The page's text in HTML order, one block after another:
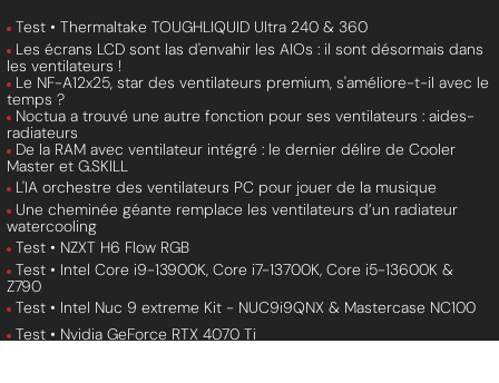
Test • Thermaltake TOUGHLIQUID Ultra 240 & 360
Les écrans LCD sont las d'envahir les AIOs : il sont désormais dans
les ventilateurs !
Le NF-A12x25, star des ventilateurs premium, s'améliore-t-il avec le
temps ?
Noctua a trouvé une autre fonction pour ses ventilateurs : aides-
radiateurs
De la RAM avec ventilateur intégré : le dernier délire de Cooler
Master et G.SKILL
L'IA orchestre des ventilateurs PC pour jouer de la musique
Une cheminée géante remplace les ventilateurs d’un radiateur
watercooling
Test • NZXT H6 Flow RGB
Test • Intel Core i9-13900K, Core i7-13700K, Core i5-13600K &
Z790
Test • Intel Nuc 9 extreme Kit - NUC9i9QNX & Mastercase NC100
Test • Nvidia GeForce RTX 4070 Ti